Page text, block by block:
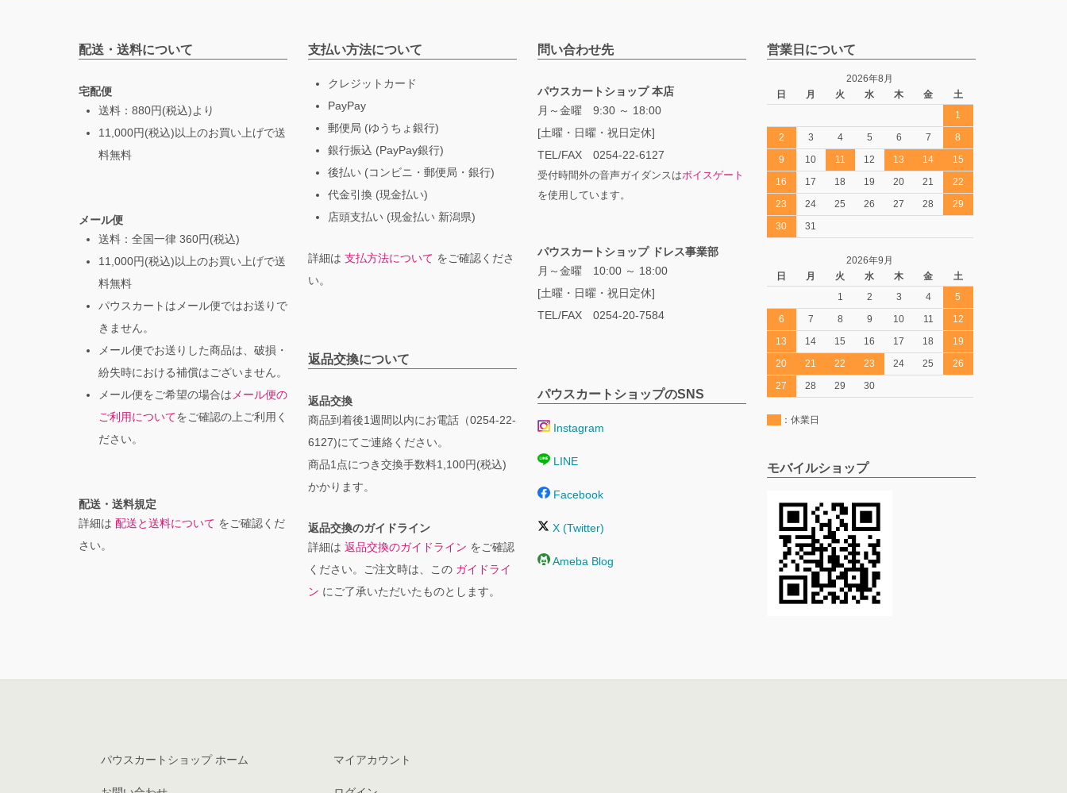
配送・送料について
宅配便
送料：880円(税込)より
11,000円(税込)以上のお買い上げで送
料無料
メール便
送料：全国一律 360円(税込)
11,000円(税込)以上のお買い上げで送
料無料
パウスカートはメール便ではお送りで
きません。
メール便でお送りした商品は、破損・
紛失時における補償はございません。
メール便をご希望の場合はメール便の
ご利用についてをご確認の上ご利用く
ださい。
配送・送料規定
詳細は 配送と送料について をご確認くだ
さい。
支払い方法について
クレジットカード
PayPay
郵便局 (ゆうちょ銀行)
銀行振込 (PayPay銀行)
後払い (コンビニ・郵便局・銀行)
代金引換 (現金払い)
店頭支払い (現金払い 新潟県)
詳細は 支払方法について をご確認くださ
い。
問い合わせ先
パウスカートショップ 本店
月～金曜 9:30 ～ 18:00
[土曜・日曜・祝日定休]
TEL/FAX 0254-22-6127
受付時間外の音声ガイダンスはボイスゲート
を使用しています。
パウスカートショップ ドレス事業部
月～金曜 10:00 ～ 18:00
[土曜・日曜・祝日定休]
TEL/FAX 0254-20-7584
営業日について
2026年8月
日
月 火 水 木 金
土
1
2
3 4 5 6 7
8
9
10 11 12 13 14
15
16
17 18 19 20 21
22
23
24 25 26 27 28
29
30
31
2026年9月
日
月 火 水 木 金
土
1
2 3 4
5
6
7 8 9 10 11
12
13
14 15 16 17 18
19
20
21 22 23 24 25
26
27
28 29 30
：休業日
返品交換について
返品交換
商品到着後1週間以内にお電話（0254-22-
6127)にてご連絡ください。
商品1点につき交換手数料1,100円(税込)
かかります。
返品交換のガイドライン
詳細は 返品交換のガイドライン をご確認
ください。ご注文時は、この ガイドライ
ン にご了承いただいたものとします。
パウスカートショップのSNS
Instagram
LINE
Facebook
X (Twitter)
Ameba Blog
モバイルショップ
パウスカートショップ ホーム マイアカウント